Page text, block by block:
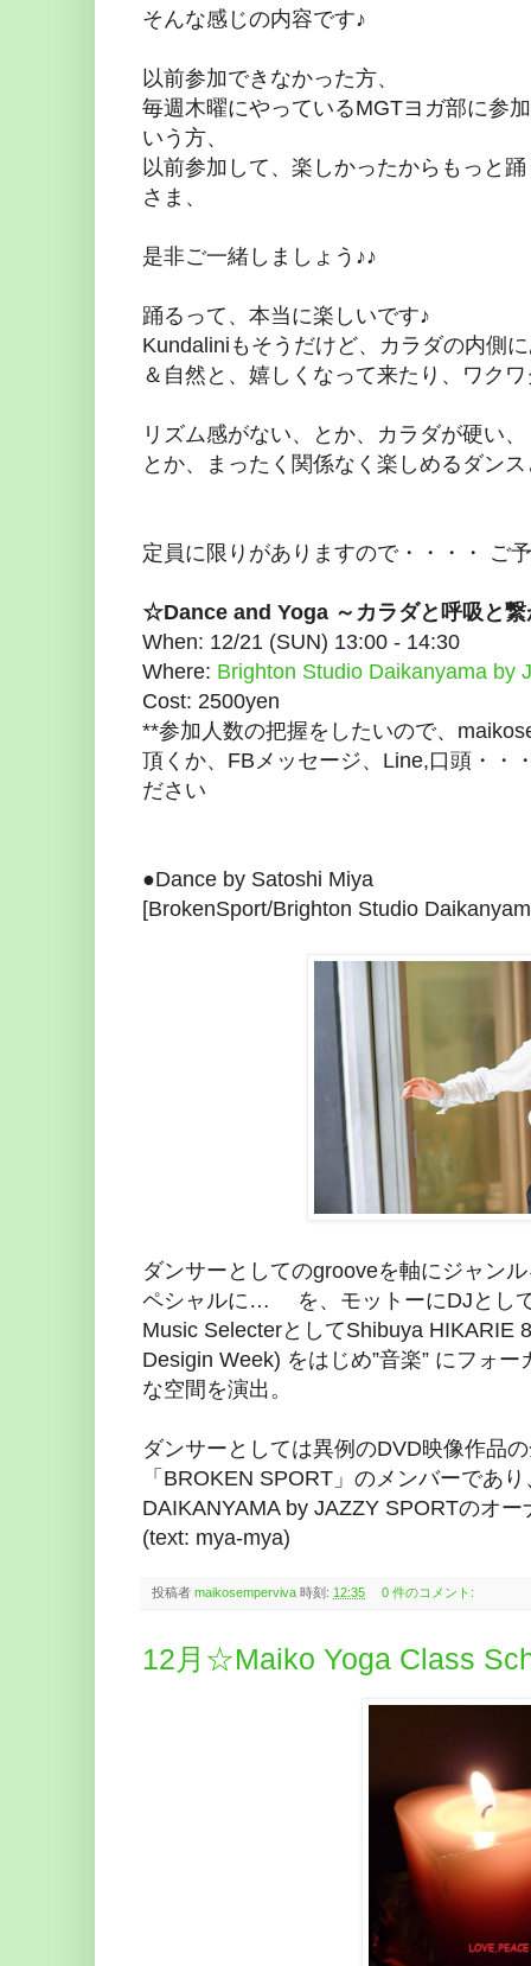
そんな感じの内容です♪
以前参加できなかった方、
毎週木曜にやっているMGTヨガ部に参
いう方、
以前参加して、楽しかったからもっと
さま、
是非ご一緒しましょう♪♪
踊るって、本当に楽しいです♪
Kundaliniもそうだけど、カラダの内側
＆自然と、嬉しくなって来たり、ワク
リズム感がない、とか、カラダが硬い、
とか、まったく関係なく楽しめるダン
定員に限りがありますので・・・・ ご
☆Dance and Yoga ～カラダと呼吸と
When: 12/21 (SUN) 13:00 - 14:30
Where: Brighton Studio Daikanyama by
Cost: 2500yen
**参加人数の把握をしたいので、
頂くか、FBメッセージ、Line,口頭・・
ださい
●Dance by Satoshi Miya
[BrokenSport/Brighton Studio
ダンサーとしてのgrooveを軸にジャン
ペシャルに… を、モットーにDJとし
Music SelecterとしてShibuya HIKARIE
Desigin Week) をはじめ”音楽” にフォ
な空間を演出。
ダンサーとしては異例のDVD映像作品
「BROKEN SPORT」のメンバーであ
DAIKANYAMA by JAZZY SPORTのオ
(text: mya-mya)
投稿者 maikosemperviva 時刻: 12:35 0 件のコメント:
12月☆Maiko Yoga Class